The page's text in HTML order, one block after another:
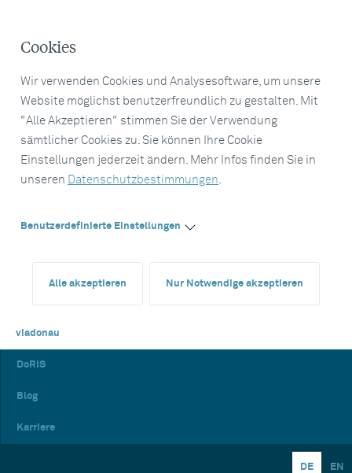
Cookies
Wir verwenden Cookies und Analysesoftware, um unsere
Website möglichst benutzerfreundlich zu gestalten. Mit
"Alle Akzeptieren" stimmen Sie der Verwendung
sämtlicher Cookies zu. Sie können Ihre Cookie
Einstellungen jederzeit ändern. Mehr Infos finden Sie in
unseren Datenschutzbestimmungen.
Benutzerdefinierte Einstellungen
Alle akzeptieren Nur Notwendige akzeptieren
viadonau
DoRIS
Blog
Karriere
DE EN